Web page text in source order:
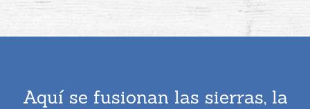
Aquí se fusionan las sierras, la